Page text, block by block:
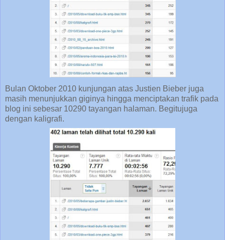
Bulan Oktober 2010 kunjungan atas Justien Bieber juga
masih menunjukkan giginya hingga menciptakan trafik pada
blog ini sebesar 10290 tayangan halaman. Begitujuga
dengan kaligrafi.